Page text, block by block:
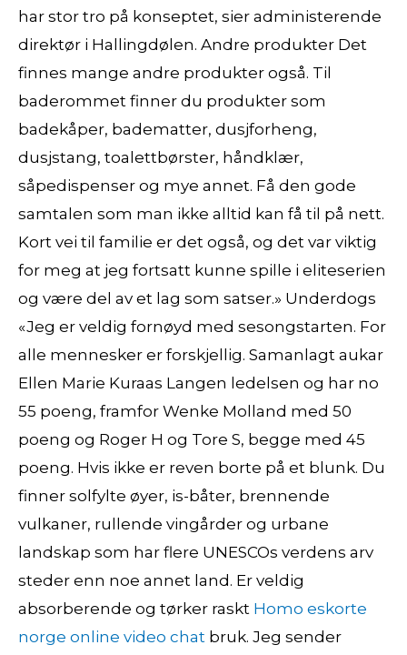
har stor tro på konseptet, sier administerende
direktør i Hallingdølen. Andre produkter Det
finnes mange andre produkter også. Til
baderommet finner du produkter som
badekåper, badematter, dusjforheng,
dusjstang, toalettbørster, håndklær,
såpedispenser og mye annet. Få den gode
samtalen som man ikke alltid kan få til på nett.
Kort vei til familie er det også, og det var viktig
for meg at jeg fortsatt kunne spille i eliteserien
og være del av et lag som satser.» Underdogs
«Jeg er veldig fornøyd med sesongstarten. For
alle mennesker er forskjellig. Samanlagt aukar
Ellen Marie Kuraas Langen ledelsen og har no
55 poeng, framfor Wenke Molland med 50
poeng og Roger H og Tore S, begge med 45
poeng. Hvis ikke er reven borte på et blunk. Du
finner solfylte øyer, is-båter, brennende
vulkaner, rullende vingårder og urbane
landskap som har flere UNESCOs verdens arv
steder enn noe annet land. Er veldig
absorberende og tørker raskt Homo eskorte
norge online video chat bruk. Jeg sender